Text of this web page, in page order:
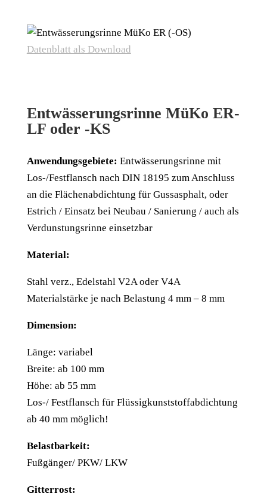
Datenblatt als Download
Entwässerungsrinne MüKo ER-
LF oder -KS
Anwendungsgebiete: Entwässerungsrinne mit
Los-/Festflansch nach DIN 18195 zum Anschluss
an die Flächenabdichtung für Gussasphalt, oder
Estrich / Einsatz bei Neubau / Sanierung / auch als
Verdunstungsrinne einsetzbar
Material:
Stahl verz., Edelstahl V2A oder V4A
Materialstärke je nach Belastung 4 mm – 8 mm
Dimension:
Länge: variabel
Breite: ab 100 mm
Höhe: ab 55 mm
Los-/ Festflansch für Flüssigkunststoffabdichtung
ab 40 mm möglich!
Belastbarkeit:
Fußgänger/ PKW/ LKW
Gitterrost: